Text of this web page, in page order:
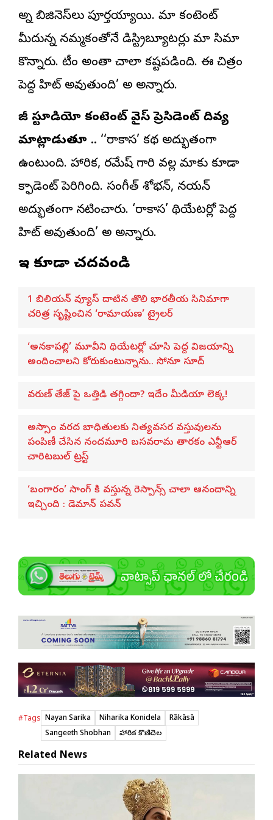
అన్ని బిజినెస్‌లు పూర్తయ్యాయి. మా కంటెంట్
మీదున్న నమ్మకంతోనే డిస్ట్రిబ్యూటర్లు మా సినిమాని
కొన్నారు. టీం అంతా చాలా కష్టపడింది. ఈ చిత్రం
పెద్ద హిట్ అవుతుంది’ అని అన్నారు.
జీ స్టూడియో కంటెంట్ వైస్ ప్రెసిడెంట్ దివ్య
మాట్లాడుతూ .. ‘‘రాకాస’ కథ అద్భుతంగా
ఉంటుంది. నిహారిక, రమేష్ గారి వల్ల మాకు కూడా
కాన్ఫిడెంట్ పెరిగింది. సంగీత్ శోభన్, నయన్
అద్భుతంగా నటించారు. ‘రాకాస’ థియేటర్లో పెద్ద
హిట్ అవుతుంది’ అని అన్నారు.
ఇవి కూడా చదవండి
1 బిలియన్ వ్యూస్ దాటిన తొలి భారతీయ సినిమాగా
చరిత్ర సృష్టించిన ‘రామాయణ’ ట్రైలర్
‘అనకాపల్లి’ మూవీని థియేటర్లో చూసి పెద్ద విజయాన్ని
అందించాలని కోరుకుంటున్నాను.. సోనూ సూద్
వరుణ్ తేజ్‌ పై ఒత్తిడి తగ్గిందా? ఇదేం మీడియా లెక్క!
అస్సాం వరద బాధితులకు నిత్యవసర వస్తువులను
పంపిణీ చేసిన నందమూరి బసవరామ తారకం ఎన్టీఆర్
చారిటబుల్ ట్రస్ట్
‘బంగారం’ సాంగ్ కి వస్తున్న రెస్పాన్స్ చాలా ఆనందాన్ని
ఇచ్చింది : డెమాన్ పవన్
#Tags Nayan Sarika Niharika Konidela
Rākāsā
Sangeeth Shobhan
నిహారిక కొణిదెల
Related News